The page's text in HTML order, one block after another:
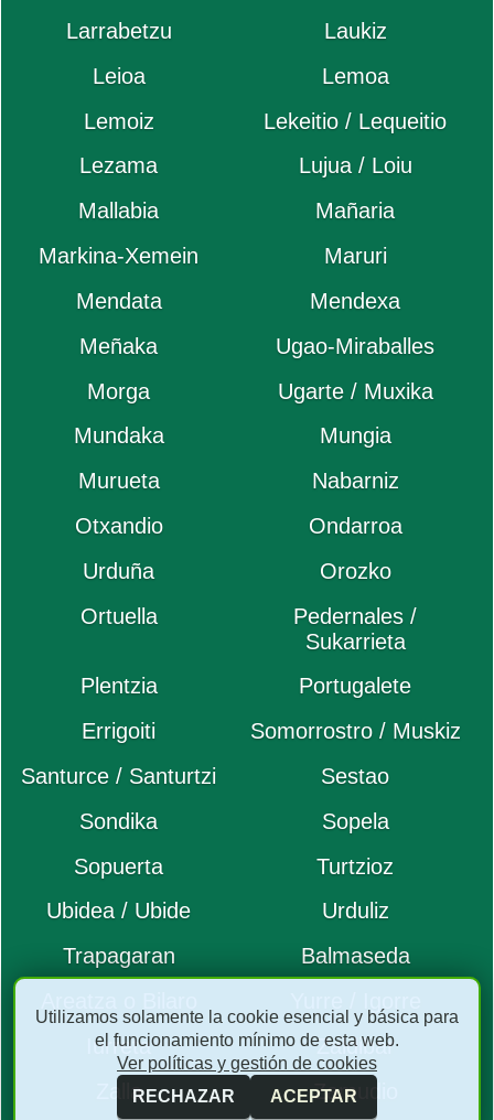
Larrabetzu
Laukiz
Leioa
Lemoa
Lemoiz
Lekeitio / Lequeitio
Lezama
Lujua / Loiu
Mallabia
Mañaria
Markina-Xemein
Maruri
Mendata
Mendexa
Meñaka
Ugao-Miraballes
Morga
Ugarte / Muxika
Mundaka
Mungia
Murueta
Nabarniz
Otxandio
Ondarroa
Urduña
Orozko
Ortuella
Pedernales /
Sukarrieta
Plentzia
Portugalete
Errigoiti
Somorrostro / Muskiz
Santurce / Santurtzi
Sestao
Sondika
Sopela
Sopuerta
Turtzioz
Ubidea / Ubide
Urduliz
Trapagaran
Balmaseda
Iurreta
Zaldibar
Zalla
Zamudio
Utilizamos solamente la cookie esencial y básica para
el funcionamiento mínimo de esta web.
Ver políticas y gestión de cookies
RECHAZAR
ACEPTAR